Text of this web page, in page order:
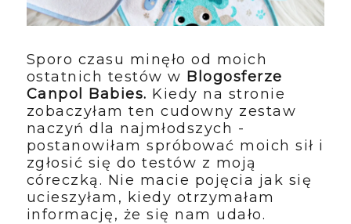
Sporo czasu minęło od moich
ostatnich testów w Blogosferze
Canpol Babies. Kiedy na stronie
zobaczyłam ten cudowny zestaw
naczyń dla najmłodszych -
postanowiłam spróbować moich sił i
zgłosić się do testów z moją
córeczką. Nie macie pojęcia jak się
ucieszyłam, kiedy otrzymałam
informację, że się nam udało.